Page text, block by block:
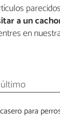
a un
en
para